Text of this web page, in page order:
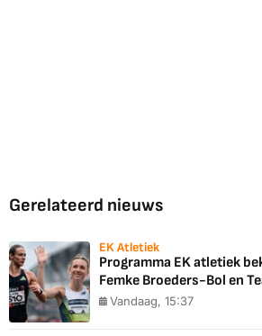
Gerelateerd nieuws
EK Atletiek
Programma EK atletiek
Femke Broeders-Bol en
Vandaag, 15:37